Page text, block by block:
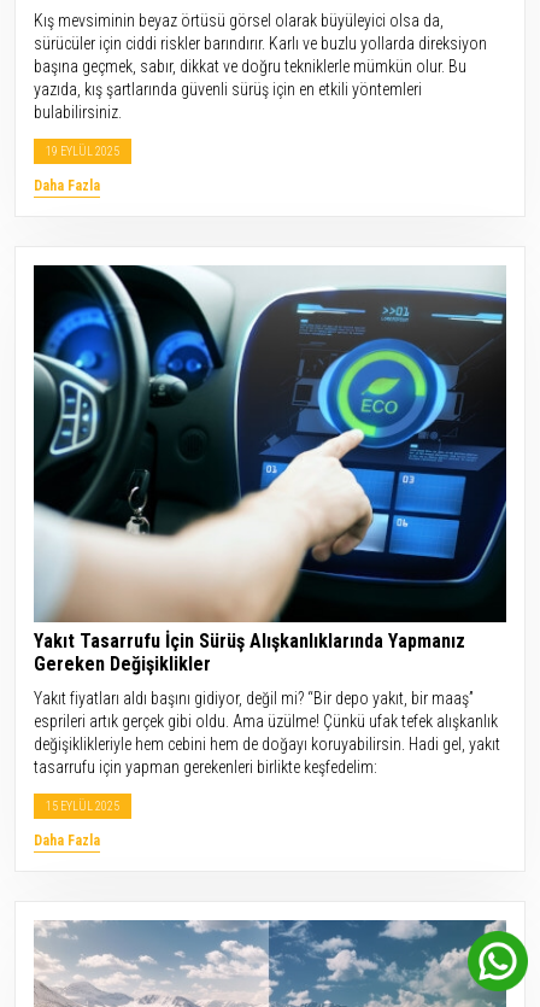
Kış mevsiminin beyaz örtüsü görsel olarak büyüleyici olsa da,
sürücüler için ciddi riskler barındırır. Karlı ve buzlu yollarda direksiyon
başına geçmek, sabır, dikkat ve doğru tekniklerle mümkün olur. Bu
yazıda, kış şartlarında güvenli sürüş için en etkili yöntemleri
bulabilirsiniz.
19 EYLÜL 2025
Daha Fazla
Yakıt Tasarrufu İçin Sürüş Alışkanlıklarında Yapmanız
Gereken Değişiklikler
Yakıt fiyatları aldı başını gidiyor, değil mi? “Bir depo yakıt, bir maaş”
esprileri artık gerçek gibi oldu. Ama üzülme! Çünkü ufak tefek alışkanlık
değişiklikleriyle hem cebini hem de doğayı koruyabilirsin. Hadi gel, yakıt
tasarrufu için yapman gerekenleri birlikte keşfedelim:
15 EYLÜL 2025
Daha Fazla